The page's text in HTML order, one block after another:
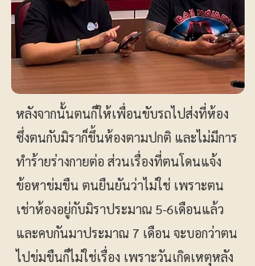
หลังจากนั้นตนก็ให้เพื่อนขับรถไปส่งที่ห้อง
ซึ่งตนกับมิราก็ขึ้นห้องตามปกติ และไม่มีการ
ทำร้ายร่างกายต่อ ส่วนเรื่องที่ตนโดนแจ้ง
ข้อหาข่มขืน ตนยืนยันว่าไม่ใช่ เพราะตน
เช่าห้องอยู่กับมิราประมาณ 5-6เดือนแล้ว
และคบกันมาประมาณ 7 เดือน จะบอกว่าตน
ไปข่มขืนก็ไม่ใช่เรื่อง เพราะวันเกิดเหตุหลัง